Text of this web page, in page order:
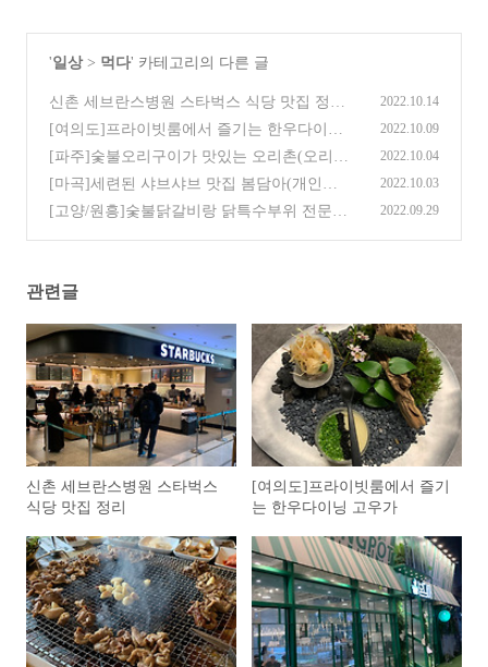
'일상> 먹다' 카테고리의 다른 글
신촌 세브란스병원 스타벅스 식당 맛집 정리
(9)
2022.10.14
[여의도]프라이빗룸에서 즐기는 한우다이닝
고우가
(19)
2022.10.09
[파주]숯불오리구이가 맛있는 오리촌(오리한
마리)
(20)
2022.10.04
[마곡]세련된 샤브샤브 맛집 봄담아(개인팟)
(17)
2022.10.03
[고양/원흥]숯불닭갈비랑 닭특수부위 전문점
2022.09.29
관련글
신촌 세브란스병원 스타벅스
식당 맛집 정리
[여의도]프라이빗룸에서 즐기
는 한우다이닝 고우가